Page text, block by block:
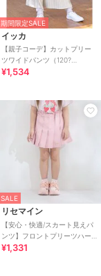
期間限定SALE
イッカ
【親子コーデ】カットプリー
ツワイドパンツ（120?
160cm）
¥1,534
SALE
リセマイン
【安心・快適/スカート見えパ
ンツ】フロントプリーツハー
トポケットカラースカパン
¥1,331